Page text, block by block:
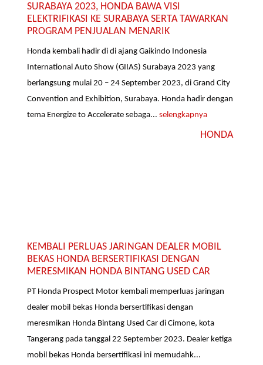
SURABAYA 2023, HONDA BAWA VISI
ELEKTRIFIKASI KE SURABAYA SERTA TAWARKAN
PROGRAM PENJUALAN MENARIK
Honda kembali hadir di di ajang Gaikindo Indonesia
International Auto Show (GIIAS) Surabaya 2023 yang
berlangsung mulai 20 – 24 September 2023, di Grand City
Convention and Exhibition, Surabaya. Honda hadir dengan
tema Energize to Accelerate sebaga...selengkapnya
HONDA
KEMBALI PERLUAS JARINGAN DEALER MOBIL
BEKAS HONDA BERSERTIFIKASI DENGAN
MERESMIKAN HONDA BINTANG USED CAR
PT Honda Prospect Motor kembali memperluas jaringan
dealer mobil bekas Honda bersertifikasi dengan
meresmikan Honda Bintang Used Car di Cimone, kota
Tangerang pada tanggal 22 September 2023. Dealer ketiga
mobil bekas Honda bersertifikasi ini memudahk...